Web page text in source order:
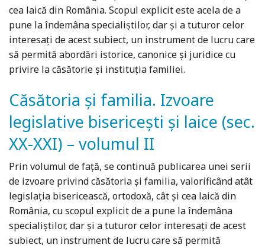
cea laică din România. Scopul explicit este acela de a
pune la îndemâna specialiștilor, dar și a tuturor celor
interesați de acest subiect, un instrument de lucru care
să permită abordări istorice, canonice și juridice cu
privire la căsătorie și instituția familiei.
Căsătoria şi familia. Izvoare
legislative bisericeşti şi laice (sec.
XX-XXI) – volumul II
Prin volumul de față, se continuă publicarea unei serii
de izvoare privind căsătoria şi familia, valorificând atât
legislația bisericească, ortodoxă, cât şi cea laică din
România, cu scopul explicit de a pune la îndemâna
specialiștilor, dar și a tuturor celor interesați de acest
subiect, un instrument de lucru care să permită